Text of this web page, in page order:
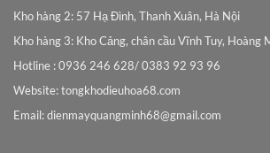
Kho hàng 2: 57 Hạ Đình, Thanh Xuân, Hà Nội
Kho hàng 3: Kho Cảng, chân cầu Vĩnh Tuy, Hoàng
Hotline : 0936 246 628/ 0383 92 93 96
Website: tongkhodieuhoa68.com
Email:dienmayquangminh68@gmail.com